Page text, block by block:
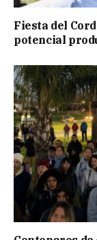
Fiesta del
potencial